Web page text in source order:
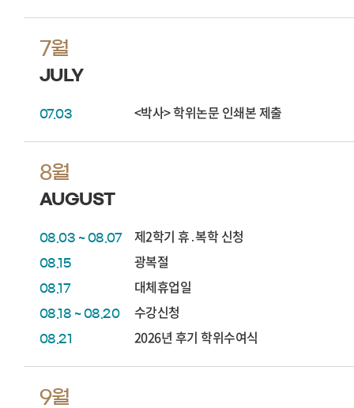
7월
JULY
07.03 <박사> 학위논문 인쇄본 제출
8월
AUGUST
08.03 ~ 08.07 제2학기 휴․복학 신청
08.15 광복절
08.17 대체휴업일
08.18 ~ 08.20 수강신청
08.21 2026년 후기 학위수여식
9월